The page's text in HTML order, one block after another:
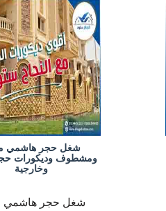
شغل حجر هاشمي
ومشطوف وديكورات
وخارجية
شغل حجر هاشمي